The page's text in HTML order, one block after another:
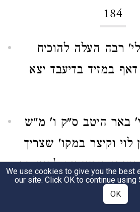
184
רבה העלה להוכיח
במזיד בדיעבד יצא
באר היטב ס"ק ו' מ"ש
וקיצר במקו' שצריך
דודאי אם לפניו פת
איזה מהן אכל
We use cookies to give you the best
our site. Click OK to continue using
OK